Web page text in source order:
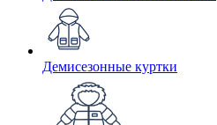
Демисезонные куртки